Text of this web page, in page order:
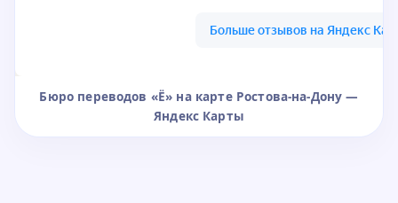
Бюро переводов «Ё» на карте Ростова-на-Дону —
Яндекс Карты